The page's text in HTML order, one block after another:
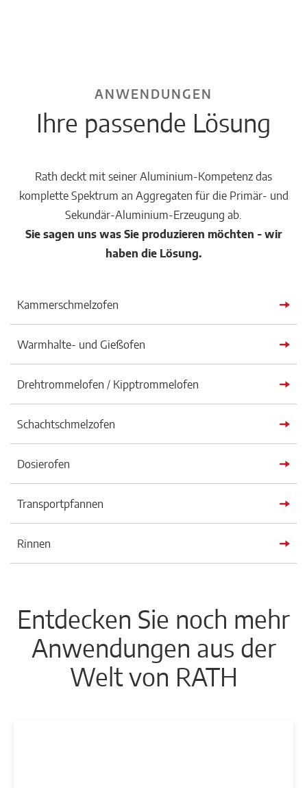
Ihre passende Lösung
ANWENDUNGEN
Rath deckt mit seiner Aluminium-Kompetenz das
komplette Spektrum an Aggregaten für die Primär- und
Sekundär-Aluminium-Erzeugung ab.
Sie sagen uns was Sie produzieren möchten - wir
haben die Lösung.
Kammerschmelzofen
Warmhalte- und Gießofen
Drehtrommelofen / Kipptrommelofen
Schachtschmelzofen
Dosierofen
Transportpfannen
Rinnen
Entdecken Sie noch mehr
Anwendungen aus der
Welt von RATH